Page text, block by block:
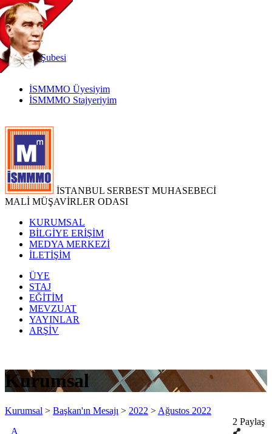
TR
|
EN
İnternetŞubesi
İSMMMO Üyesiyim
İSMMMO Stajyeriyim
İSTANBUL SERBEST MUHASEBECİ
MALİ MÜŞAVİRLER ODASI
KURUMSAL
BİLGİYE ERİŞİM
MEDYA MERKEZİ
İLETİŞİM
ÜYE
STAJ
EĞİTİM
MEVZUAT
YAYINLAR
ARŞİV
Kurumsal
Kurumsal > Başkan'ın Mesajı > 2022 > Ağustos 2022
A
2 Paylaş